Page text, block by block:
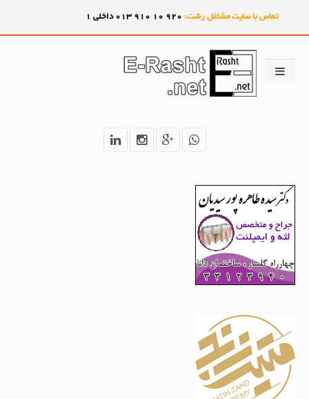
تماس با سایت مشاغل رشت: 920
10
910 013 داخلی 1